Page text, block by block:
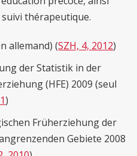
thérapeutique.
allemand) (SZH, 4, 2012)
der Statistik in der
(HFE) 2009 (seul
)
Früherziehung der
Gebiete 2008